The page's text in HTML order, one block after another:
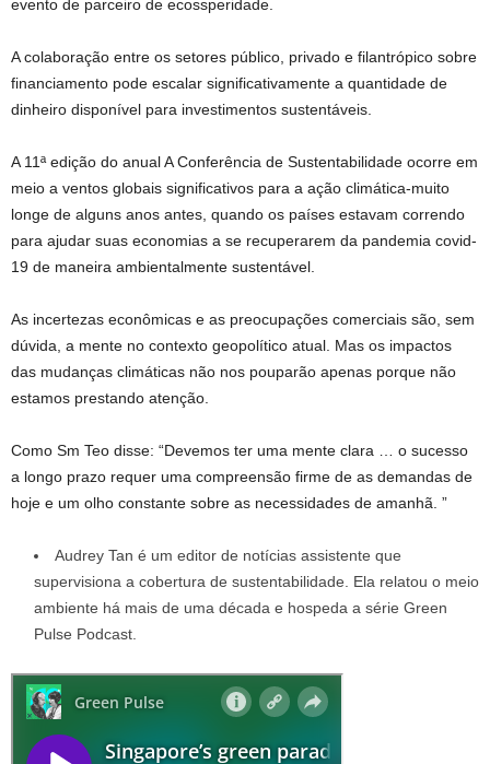
evento de parceiro de ecossperidade.
A colaboração entre os setores público, privado e filantrópico sobre
financiamento pode escalar significativamente a quantidade de
dinheiro disponível para investimentos sustentáveis.
A 11ª edição do anualA Conferência de Sustentabilidade ocorre em
meio a ventos globais significativos para a ação climática-muito
longe de alguns anos antes, quando os países estavam correndo
para ajudar suas economias a se recuperarem da pandemia covid-
19 de maneira ambientalmente sustentável.
As incertezas econômicas e as preocupações comerciais são, sem
dúvida, a mente no contexto geopolítico atual. Mas os impactos
das mudanças climáticas não nos pouparão apenas porque não
estamos prestando atenção.
Como Sm Teo disse: “Devemos ter uma mente clara … o sucesso
a longo prazo requer uma compreensão firme de as demandas de
hoje e um olho constante sobre as necessidades de amanhã. ”
Audrey Tan é um editor de notícias assistente que
supervisiona a cobertura de sustentabilidade. Ela relatou o meio
ambiente há mais de uma década e hospeda a série Green
Pulse Podcast.